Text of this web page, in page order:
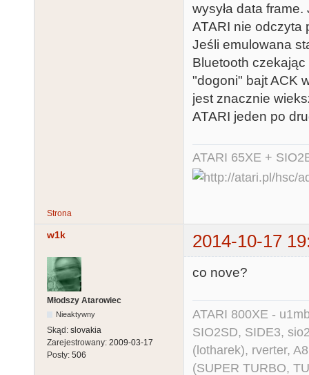
wysyła data
ATARI nie odczyta
Jeśli emulowana
Bluetooth
"dogoni" bajt ACK
jest znacznie
ATARI jeden po
ATARI 65XE +
Strona
w1k 2014-10-17
Młodszy Atarowiec
Nieaktywny
Skąd: slovakia
Zarejestrowany: 2009-03-17
Posty: 506
co nove?
ATARI 800XE -
SIO2SD, SIDE3,
(lotharek), rverter,
(SUPER TURBO,